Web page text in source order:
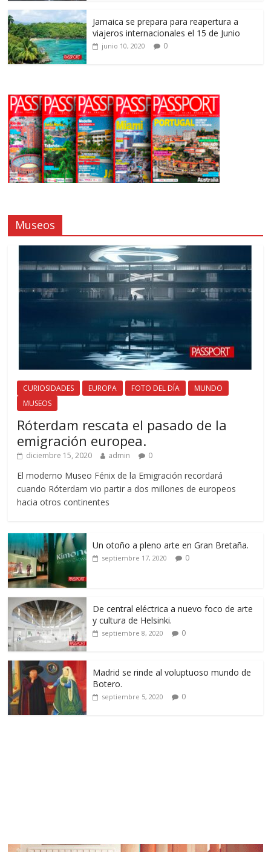
Jamaica se prepara para reapertura a
viajeros internacionales el 15 de Junio
junio 10, 2020 0
Museos
CURIOSIDADES EUROPA FOTO DEL DÍA
MUNDO
MUSEOS
Róterdam rescata el pasado de la
emigración europea.
diciembre 15, 2020 admin 0
El moderno Museo Fénix de la Emigración recordará
cuando Róterdam vio partir a dos millones de europeos
hacia otros continentes
Un otoño a pleno arte en Gran Bretaña.
septiembre 17, 2020 0
De central eléctrica a nuevo foco de arte
y cultura de Helsinki.
septiembre 8, 2020 0
Madrid se rinde al voluptuoso mundo de
Botero.
septiembre 5, 2020 0